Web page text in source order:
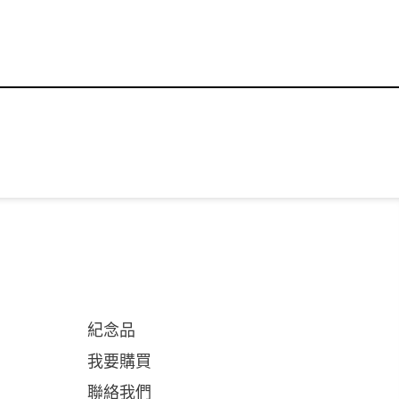
紀念品
我要購買
聯絡我們